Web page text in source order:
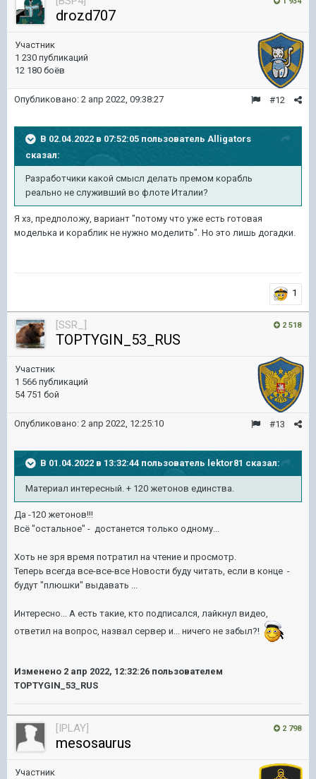
drozd707
Участник
1 230 публикаций
12 180 боёв
#12
Опубликовано: 2 апр 2022, 09:38:27
В 02.04.2022 в 07:52:05 пользователь Alligators
сказал:
Разработчики какой смысл делать премом корабль
реально не служивший во флоте Италии?
Я хз, предположу, вариант "потому что уже есть готовая
моделька и кораблик не нужно моделить". Но это лишь догадки.
1
2 518
[SSR_]
TOPTYGIN_53_RUS
Участник
1 566 публикаций
54 751 бой
#13
Опубликовано: 2 апр 2022, 12:25:10
В 01.04.2022 в 13:32:44 пользователь lektor81 сказал:
Материал интересный. + 120 жетонов единства.
Да -120 жетонов!!!
Всё "остальное" - достанется только одному...
Хоть не зря время потратил на чтение и просмотр.
Теперь всегда все-все-все Новости буду читать, если в конце -
будут "плюшки" выдавать ...
Интересно... А есть такие, кто подписался, лайкнул видео,
ответил на вопрос, назвал сервер и... ничего не забыл?!
Изменено 2 апр 2022, 12:32:26 пользователем
TOPTYGIN_53_RUS
2 798
[IPLAY]
mesosaurus
Участник